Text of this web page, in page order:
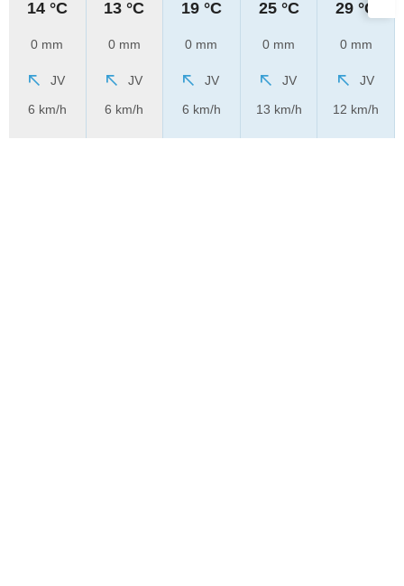
14 °C
0 mm
JV
6 km/h
13 °C
0 mm
JV
6 km/h
19 °C
0 mm
JV
6 km/h
25 °C
0 mm
JV
13 km/h
29 °C
0 mm
JV
12 km/h